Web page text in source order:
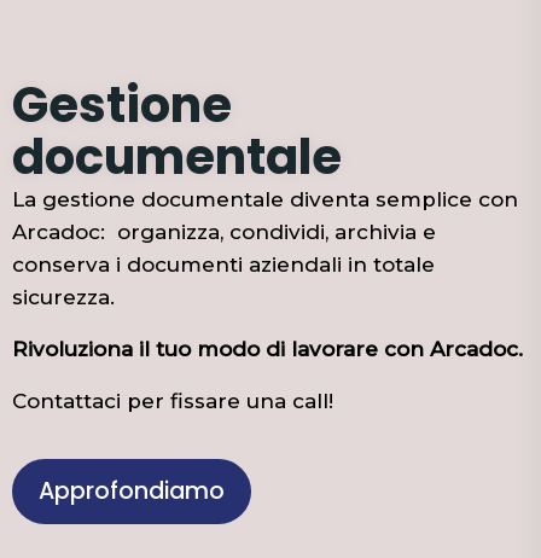
Gestione
documentale
La gestione documentale diventa semplice con
Arcadoc: organizza, condividi, archivia e
conserva i documenti aziendali in totale
sicurezza.
Rivoluziona il tuo modo di lavorare con Arcadoc.
Contattaci per fissare una call!
Approfondiamo